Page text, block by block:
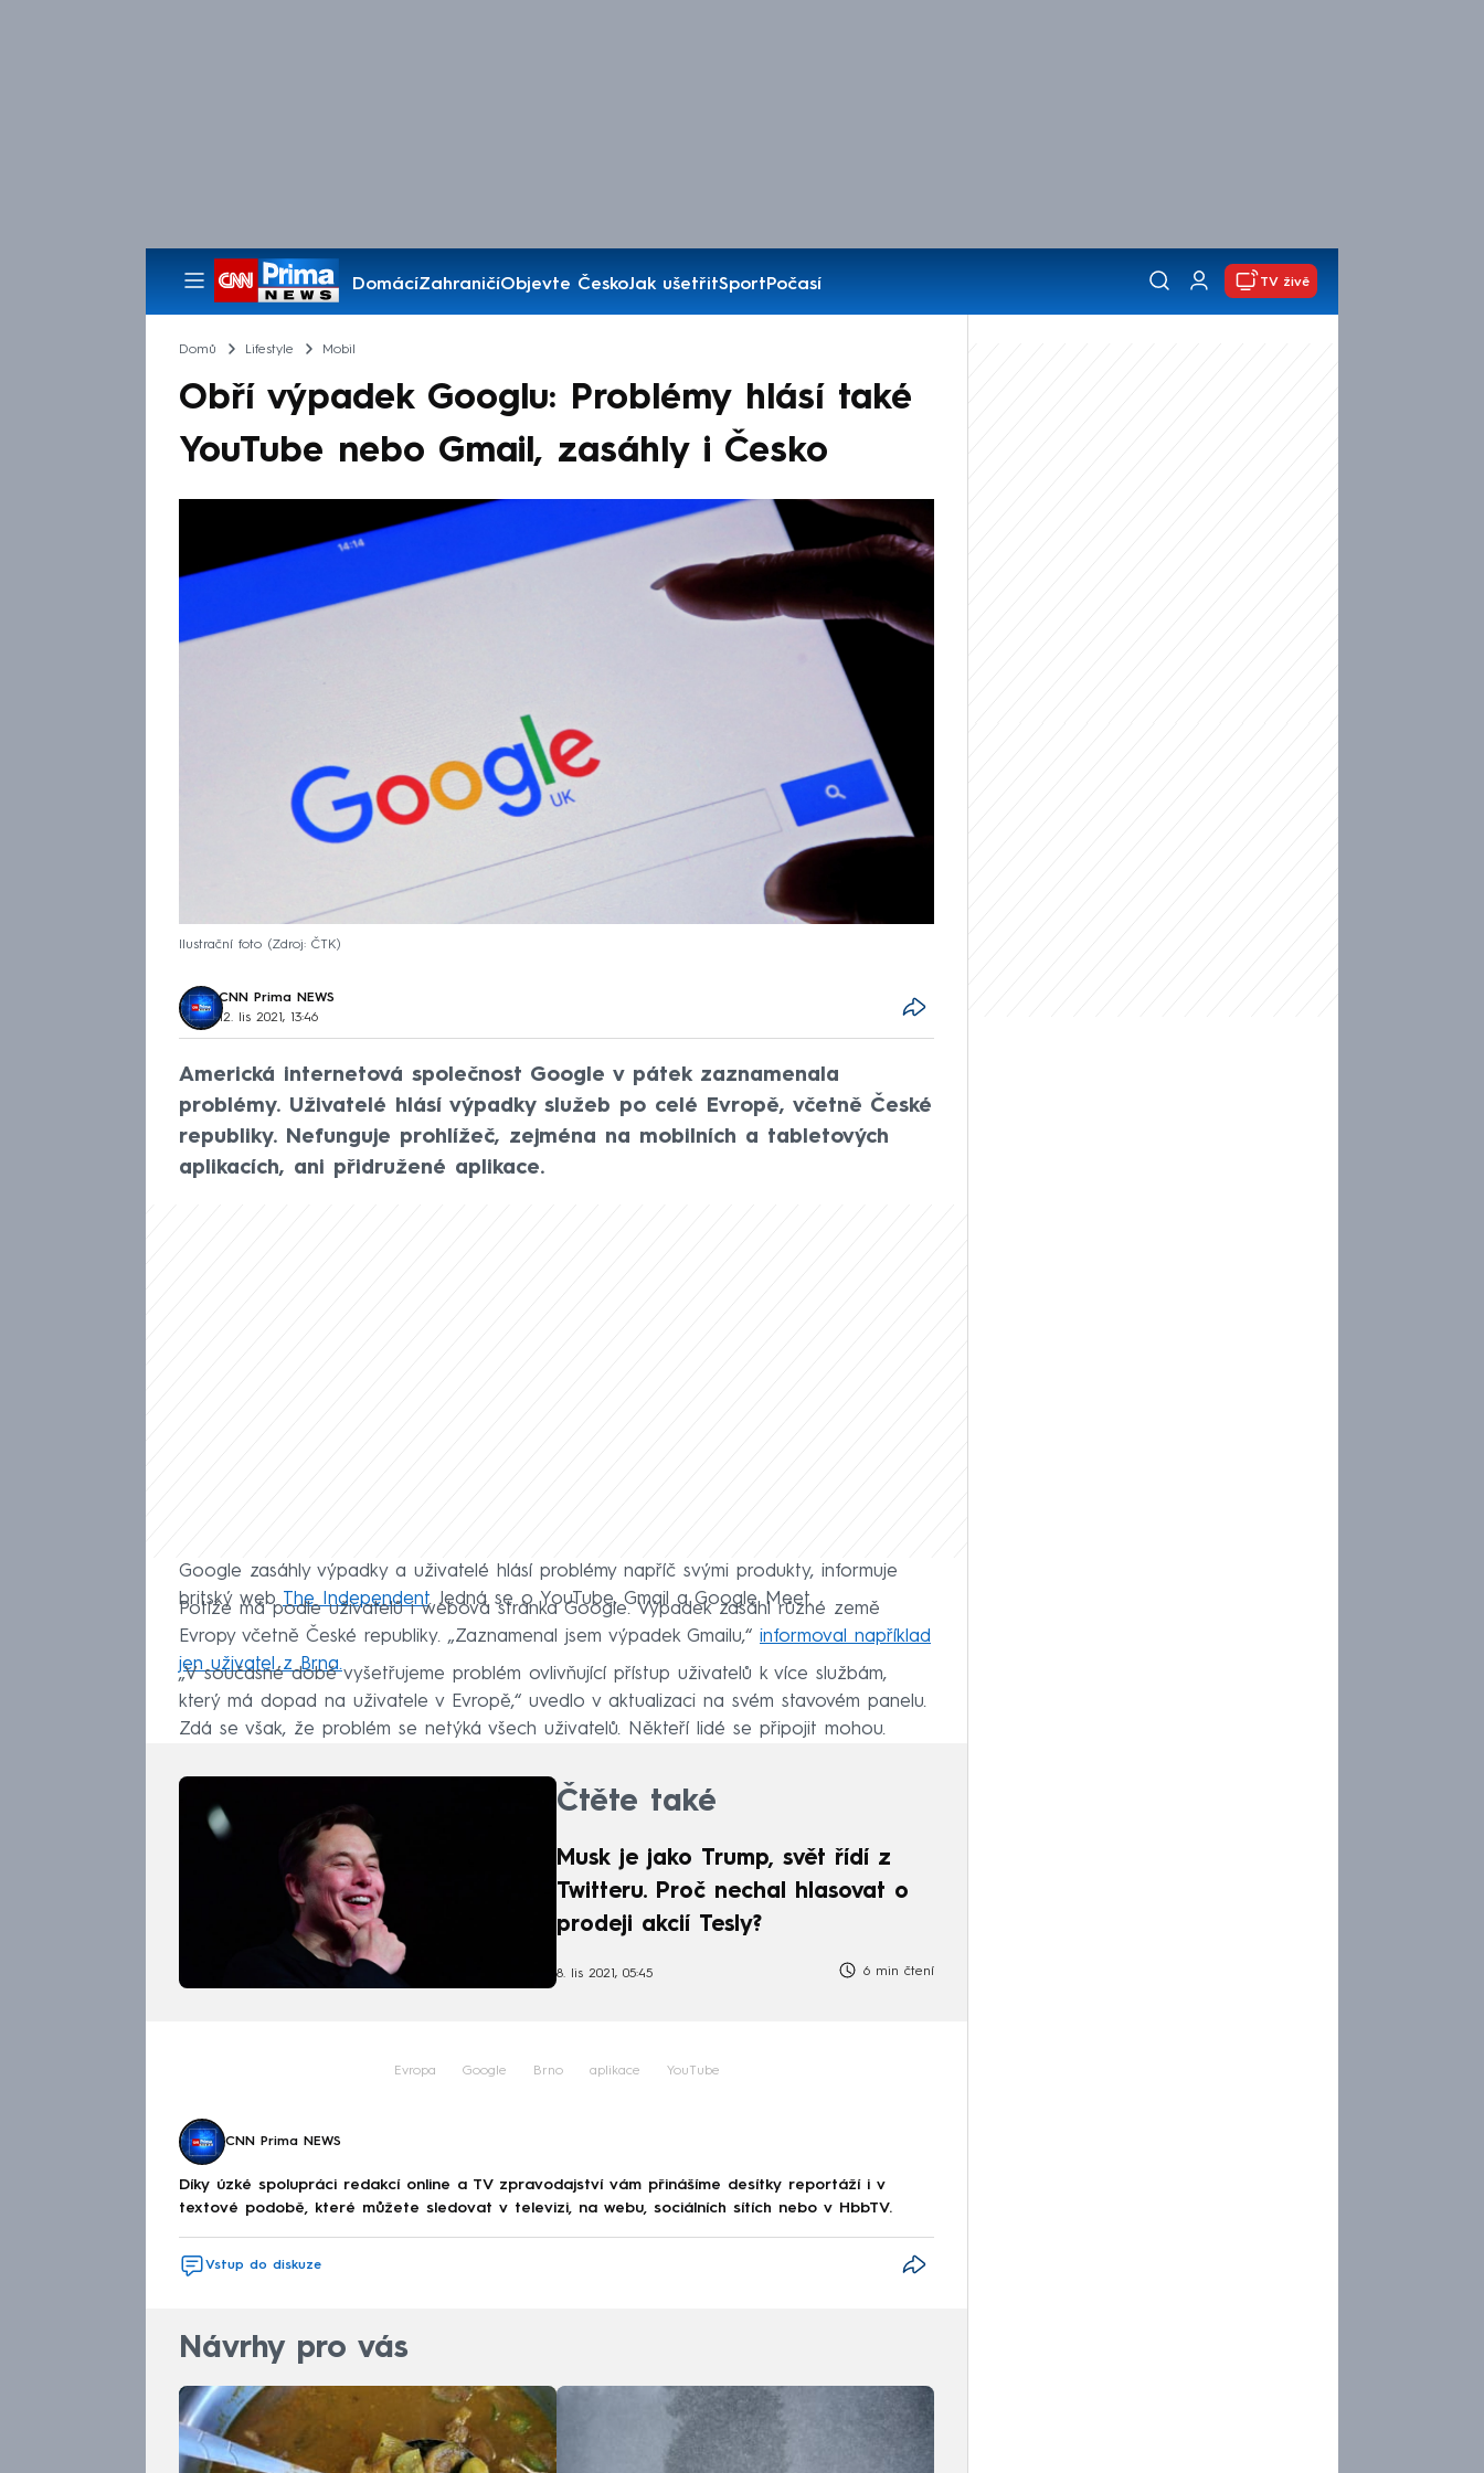
DomácíZahraničíObjevte ČeskoJak ušetřitSportPočasí
Pořady
TV živě
Domů Lifestyle Mobil
Obří výpadek Googlu: Problémy hlásí také
YouTube nebo Gmail, zasáhly i Česko
Ilustrační foto Zdroj: ČTK
CNN Prima NEWS
12. lis 2021, 13:46
Americká internetová společnost Google v pátek zaznamenala
problémy. Uživatelé hlásí výpadky služeb po celé Evropě, včetně České
republiky. Nefunguje prohlížeč, zejména na mobilních a tabletových
aplikacích, ani přidružené aplikace.
Google zasáhly výpadky a uživatelé hlásí problémy napříč svými produkty, informuje
britský web The Independent. Jedná se o YouTube, Gmail a Google Meet.
Potíže má podle uživatelů i webová stránka Google. Výpadek zasáhl různé země
Evropy včetně České republiky. „Zaznamenal jsem výpadek Gmailu,“ informoval například
jen uživatel z Brna.
„V současné době vyšetřujeme problém ovlivňující přístup uživatelů k více službám,
který má dopad na uživatele v Evropě,“ uvedlo v aktualizaci na svém stavovém panelu.
Zdá se však, že problém se netýká všech uživatelů. Někteří lidé se připojit mohou.
Čtěte také
Musk je jako Trump, svět řídí z
Twitteru. Proč nechal hlasovat o
prodeji akcií Tesly?
8. lis 2021, 05:45 6 min čtení
Evropa Google Brno aplikace YouTube
CNN Prima NEWS
Díky úzké spolupráci redakcí online a TV zpravodajství vám přinášíme desítky reportáží i v
textové podobě, které můžete sledovat v televizi, na webu, sociálních sítích nebo v HbbTV.
Vstup do diskuze
Návrhy pro vás